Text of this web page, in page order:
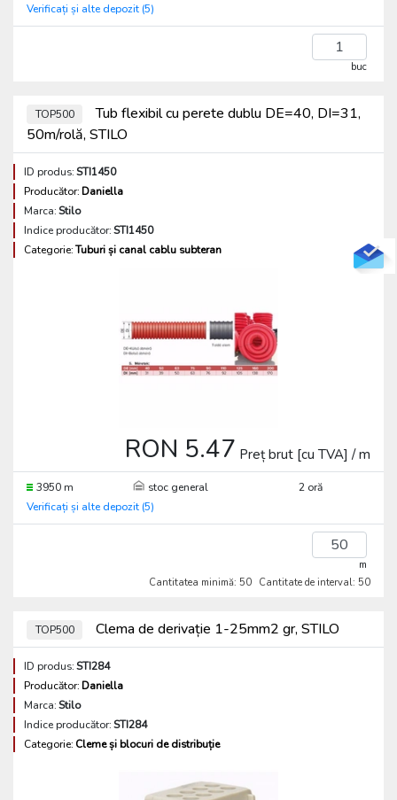
Verificați și alte depozit (5)
buc
TOP500
Tub flexibil cu perete dublu DE=40, DI=31,
50m/rolă, STILO
ID produs:STI1450
Producător:Daniella
Marca:Stilo
Indice producător:STI1450
Categorie:Tuburi și canal cablu subteran
RON 5.47 Preț brut [cu TVA] / m
3950 m stoc general
2 oră
Verificați și alte depozit (5)
m
Cantitatea minimă: 50 Cantitate de interval: 50
TOP500 Clema de derivație 1-25mm2 gr, STILO
ID produs:STI284
Producător:Daniella
Marca:Stilo
Indice producător:STI284
Categorie: Cleme și blocuri de distribuție